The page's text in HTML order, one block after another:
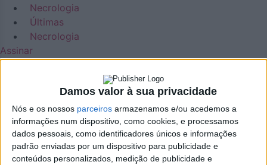
Damos valor à sua privacidade
Nós e os nossos parceiros armazenamos e/ou acedemos a
informações num dispositivo, como cookies, e processamos
dados pessoais, como identificadores únicos e informações
padrão enviadas por um dispositivo para publicidade e
conteúdos personalizados, medição de publicidade e
Necrologia
Últimas
Necrologia
Assinar
Azemeis.NET
LAB